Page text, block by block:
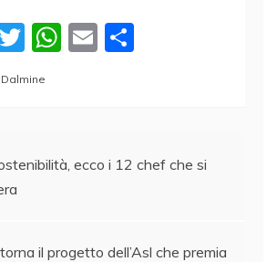
T
w
itt
W
A
p
E
vi
Dalmine
ecco i 12 chef che si
il progetto dell’Asl che premia